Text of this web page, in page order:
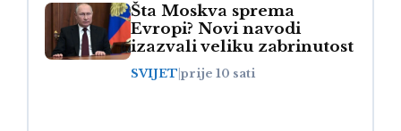
Šta Moskva sprema
Evropi? Novi navodi
izazvali veliku zabrinutost
SVIJET prije 10 sati